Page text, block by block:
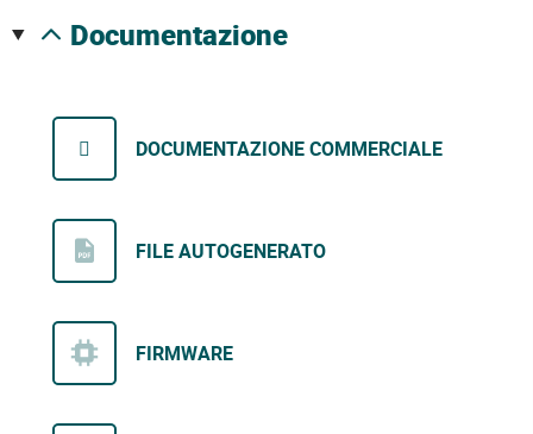
documentazione
DOCUMENTAZIONE COMMERCIALE
FILE AUTOGENERATO
FIRMWARE